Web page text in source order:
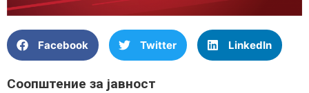
Facebook Twitter LinkedIn
Соопштение за јавност